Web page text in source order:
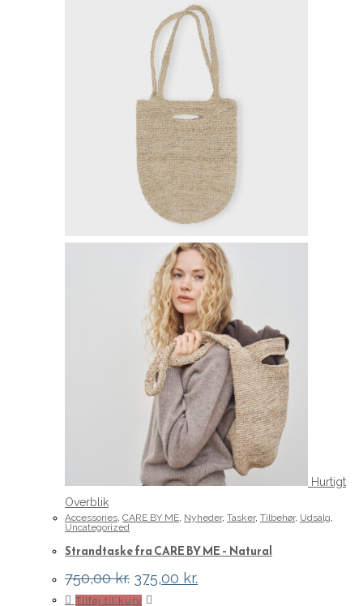
Hurtigt
Overblik
Accessories CARE BY ME Nyheder, Tasker, Tilbehør, Udsalg
Uncategorized
Strandtaske fra CARE BY ME – Natural
750,00kr. Den
oprindelige
375,00 kr.
aktuelle
Tilføj til kurv